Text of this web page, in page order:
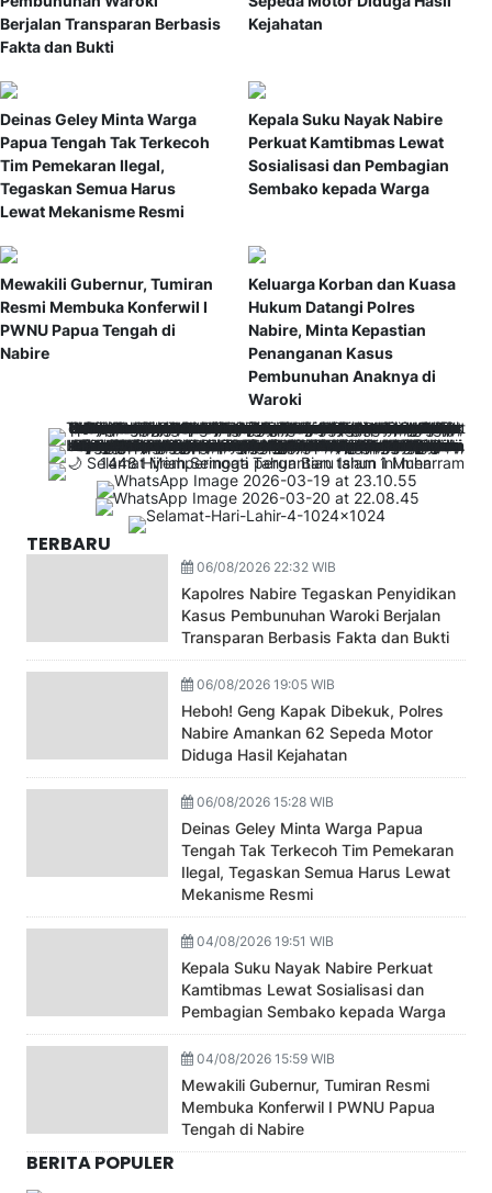
Berjalan Transparan Berbasis
Fakta dan Bukti
Kejahatan
Deinas Geley Minta Warga
Papua Tengah Tak Terkecoh
Tim Pemekaran Ilegal,
Tegaskan Semua Harus
Lewat Mekanisme Resmi
Kepala Suku Nayak Nabire
Perkuat Kamtibmas Lewat
Sosialisasi dan Pembagian
Sembako kepada Warga
Mewakili Gubernur, Tumiran
Resmi Membuka Konferwil I
PWNU Papua Tengah di
Nabire
Keluarga Korban dan Kuasa
Hukum Datangi Polres
Nabire, Minta Kepastian
Penanganan Kasus
Pembunuhan Anaknya di
Waroki
TERBARU
06/08/2026 22:32 WIB
Kapolres Nabire Tegaskan Penyidikan
Kasus Pembunuhan Waroki Berjalan
Transparan Berbasis Fakta dan Bukti
06/08/2026 19:05 WIB
Heboh! Geng Kapak Dibekuk, Polres
Nabire Amankan 62 Sepeda Motor
Diduga Hasil Kejahatan
06/08/2026 15:28 WIB
Deinas Geley Minta Warga Papua
Tengah Tak Terkecoh Tim Pemekaran
Ilegal, Tegaskan Semua Harus Lewat
Mekanisme Resmi
04/08/2026 19:51 WIB
Kepala Suku Nayak Nabire Perkuat
Kamtibmas Lewat Sosialisasi dan
Pembagian Sembako kepada Warga
04/08/2026 15:59 WIB
Mewakili Gubernur, Tumiran Resmi
Membuka Konferwil I PWNU Papua
Tengah di Nabire
BERITA POPULER